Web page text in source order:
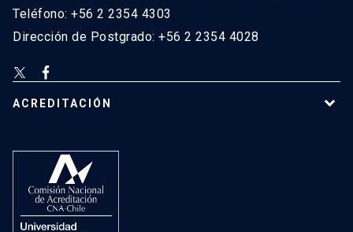
Teléfono: +56 2 2354 4303
Dirección de Postgrado: +56 2 2354 4028
ACREDITACIÓN